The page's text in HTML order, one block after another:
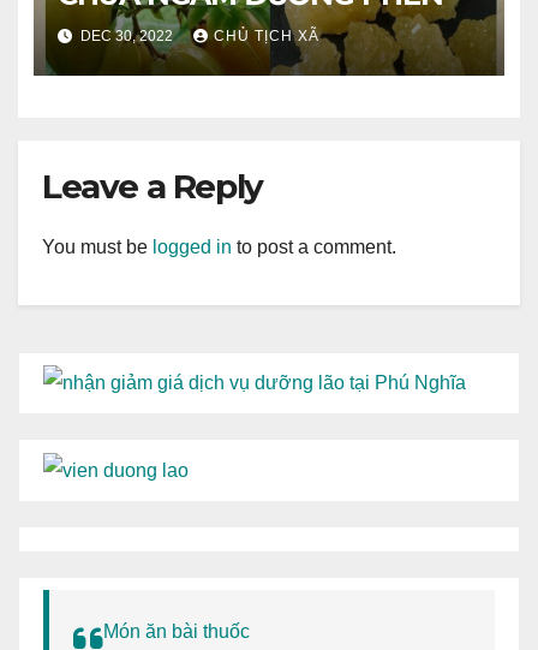
DEC 30, 2022 CHỦ TỊCH XÃ
Leave a Reply
You must be logged in to post a comment.
Món ăn bài thuốc